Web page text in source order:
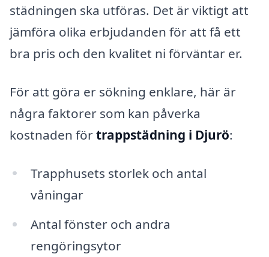
städningen ska utföras. Det är viktigt att
jämföra olika erbjudanden för att få ett
bra pris och den kvalitet ni förväntar er.
För att göra er sökning enklare, här är
några faktorer som kan påverka
kostnaden förtrappstädning i Djurö:
Trapphusets storlek och antal
våningar
Antal fönster och andra
rengöringsytor